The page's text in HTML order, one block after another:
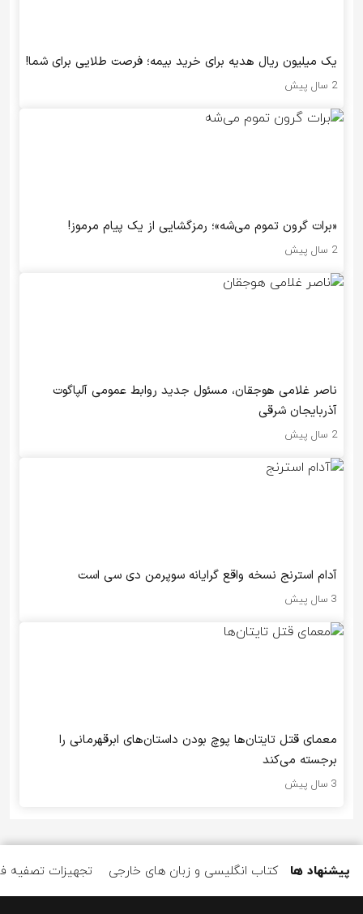
یک میلیون ریال هدیه برای خرید بیمه؛ فرصت طلایی برای شما!
2 سال پیش
«برات گرون تموم می‌شه»؛ رمزگشایی از یک پیام مرموز!
2 سال پیش
ناصر غلامی هوجقان، مسئول جدید روابط عمومی آلپاگوت
آذربایجان شرقی
2 سال پیش
آدام استرنج نسخه واقع گرایانه سوپرمن دی سی است
3 سال پیش
معمای قتل تایتان‌ها پوچ بودن داستان‌های ابرقهرمانی را
برجسته می‌کند
3 سال پیش
پیشنهاد ها تجهیزات تصفیه کتاب انگلیسی و زبان های خارجی